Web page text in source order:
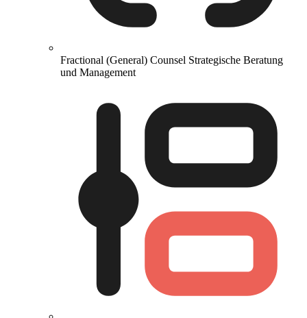
Fractional (General) Counsel Strategische Beratung
und Management